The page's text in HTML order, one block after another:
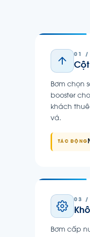
01 /
Bơm chọn
booster
khách
vá.
TÁC ĐỘNG
03 /
Bơm cấp